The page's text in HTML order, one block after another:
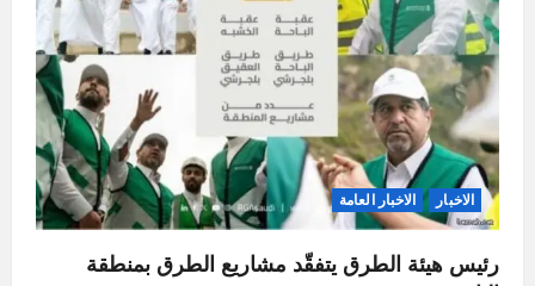
الاخبار الاخبار العامة
رئيس هيئة الطرق يتفقّد مشاريع الطرق بمنطقة